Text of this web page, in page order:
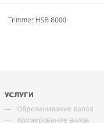
Trimmer HSB 8000
УСЛУГИ
Обрезинивание валов
Хромирование валов